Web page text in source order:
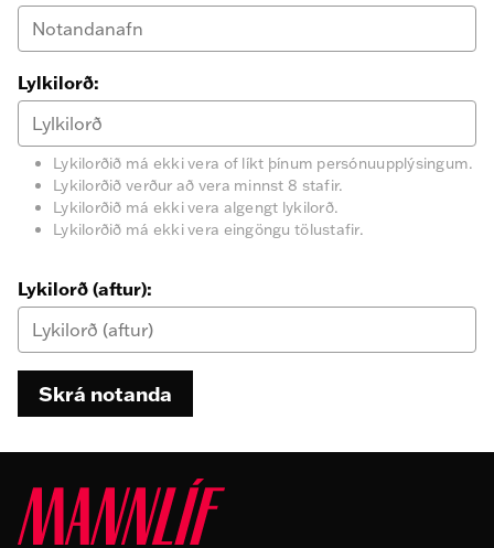
Lylkilorð:
Lykilorðið má ekki vera of líkt þínum persónuupplýsingum.
Lykilorðið verður að vera minnst 8 stafir.
Lykilorðið má ekki vera algengt lykilorð.
Lykilorðið má ekki vera eingöngu tölustafir.
Lykilorð (aftur):
Skrá notanda